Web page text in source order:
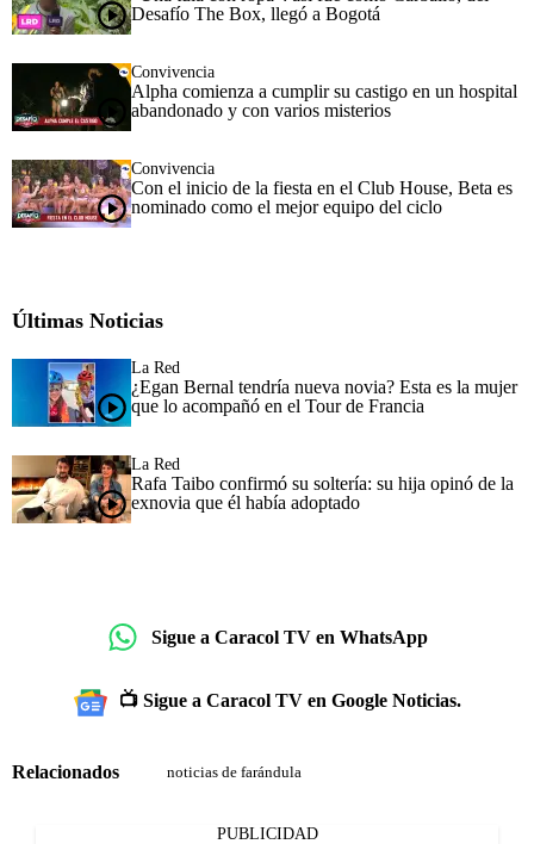
Desafío The Box, llegó a Bogotá
Convivencia
Alpha comienza a cumplir su castigo en un hospital
abandonado y con varios misterios
Convivencia
Con el inicio de la fiesta en el Club House, Beta es
nominado como el mejor equipo del ciclo
Últimas Noticias
La Red
¿Egan Bernal tendría nueva novia? Esta es la mujer
que lo acompañó en el Tour de Francia
La Red
Rafa Taibo confirmó su soltería: su hija opinó de la
exnovia que él había adoptado
Sigue a Caracol TV en WhatsApp
📺 Sigue a Caracol TV en Google Noticias.
Relacionados noticias de farándula
PUBLICIDAD